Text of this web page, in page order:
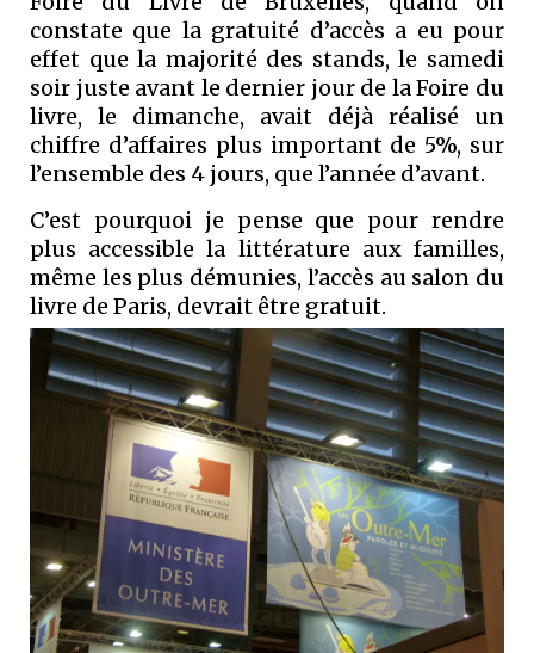
constate que la gratuité d’accès a eu pour
effet que la majorité des stands, le samedi
soir juste avant le dernier jour de la Foire du
livre, le dimanche, avait déjà réalisé un
chiffre d’affaires plus important de 5%, sur
l’ensemble des 4 jours, que l’année d’avant.
C’est pourquoi je pense que pour rendre
plus accessible la littérature aux familles,
même les plus démunies, l’accès au salon du
livre de Paris, devrait être gratuit.